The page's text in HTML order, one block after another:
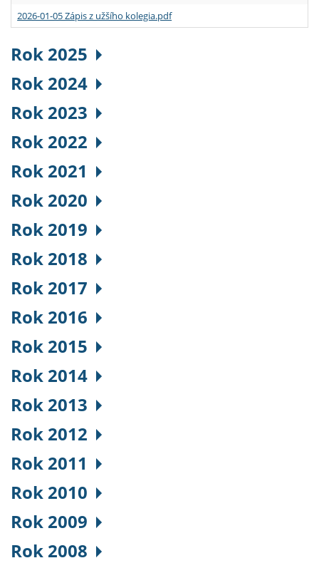
2026-01-05 Zápis z užšího kolegia.pdf
Rok 2025
Rok 2024
Rok 2023
Rok 2022
Rok 2021
Rok 2020
Rok 2019
Rok 2018
Rok 2017
Rok 2016
Rok 2015
Rok 2014
Rok 2013
Rok 2012
Rok 2011
Rok 2010
Rok 2009
Rok 2008